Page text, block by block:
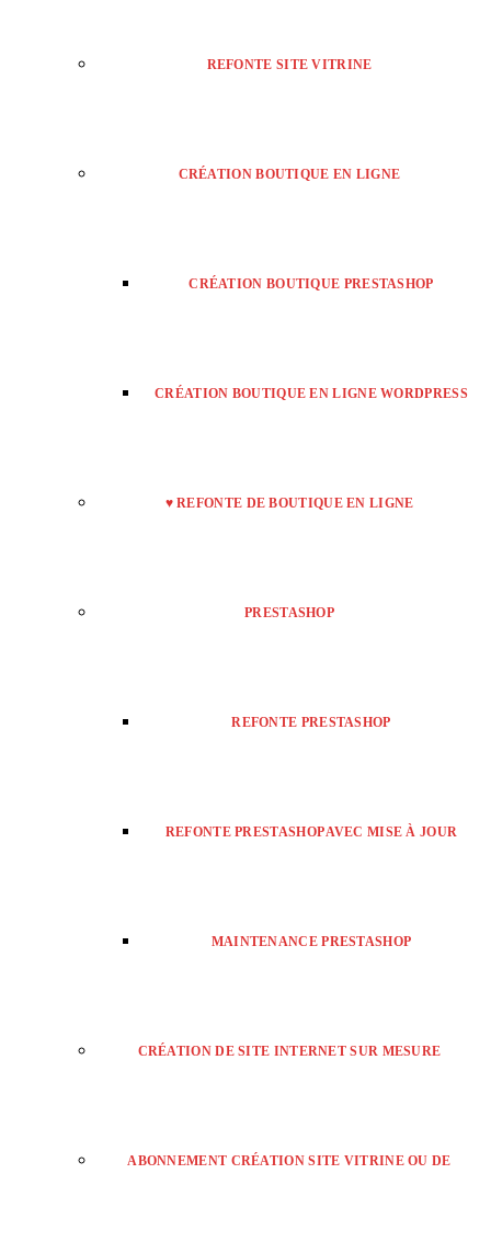
REFONTE SITE VITRINE
CRÉATION BOUTIQUE EN LIGNE
CRÉATION BOUTIQUE PRESTASHOP
CRÉATION BOUTIQUE EN LIGNE WORDPRESS
♥ REFONTE DE BOUTIQUE EN LIGNE
PRESTASHOP
REFONTE PRESTASHOP
REFONTE PRESTASHOP AVEC MISE À JOUR
MAINTENANCE PRESTASHOP
CRÉATION DE SITE INTERNET SUR MESURE
ABONNEMENT CRÉATION SITE VITRINE OU DE